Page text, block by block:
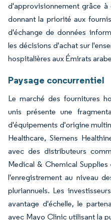
d'approvisionnement grâce à
donnant la priorité aux
d'échange de données
les décisions d'achat sur
hospitalières aux Émirats
Paysage concurrentiel
Le marché des fournitures
unis présente une
d'équipements d'origine
Healthcare, Siemens
avec des distributeurs
Medical & Chemical
l'enregistrement au niveau
pluriannuels. Les
avantage d'échelle, le
avec Mayo Clinic utilisant la